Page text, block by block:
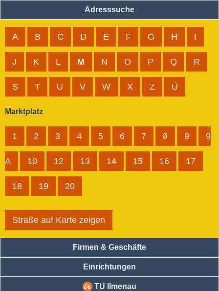
Adresssuche
A B C D E F G H I
J K L M N O P Q R
S T U V W X Z Ü
Marktplatz
1 2 3 4 5 6 7 8 9 9
A 10 12 13 14 15 16 17
18 19 20
Straße auf Karte zeigen
Firmen & Geschäfte
Einrichtungen
TU Ilmenau